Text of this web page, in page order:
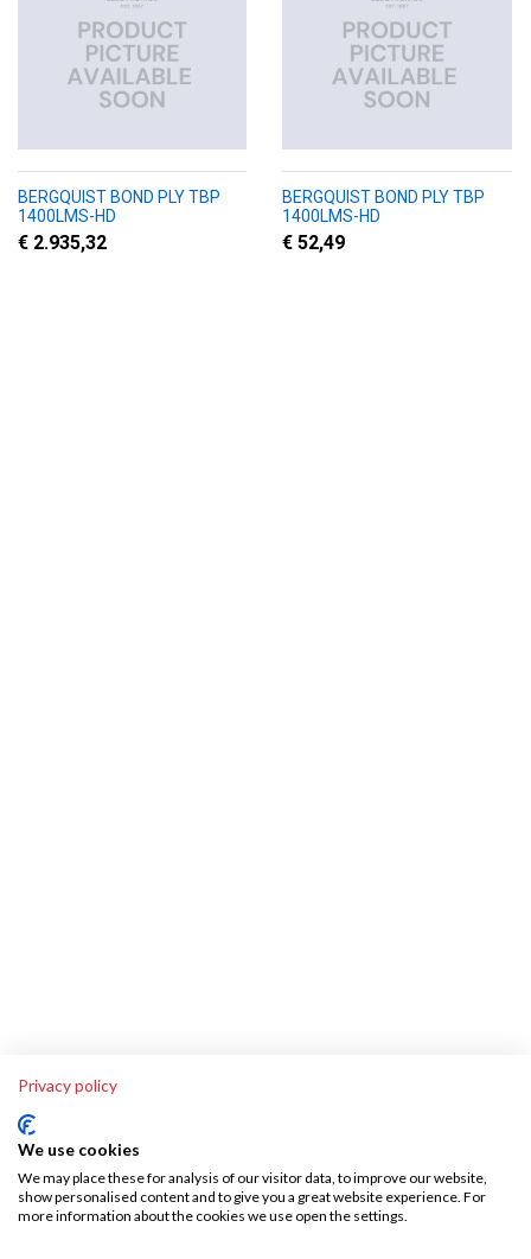
BERGQUIST BOND PLY TBP
1400LMS-HD
€ 2.935,32
BERGQUIST BOND PLY TBP
1400LMS-HD
€ 52,49
Privacy policy
We use cookies
We may place these for analysis of our visitor data, to improve our website,
show personalised content and to give you a great website experience. For
more information about the cookies we use open the settings.